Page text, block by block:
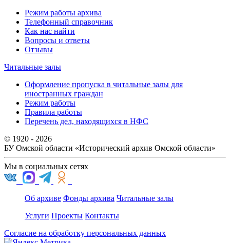
Режим работы архива
Телефонный справочник
Как нас найти
Вопросы и ответы
Отзывы
Читальные залы
Оформление пропуска в читальные залы для
иностранных граждан
Режим работы
Правила работы
Перечень дел, находящихся в НФС
© 1920 - 2026
БУ Омской области «Исторический архив Омской области»
Мы в социальных сетях
Об архиве Фонды архива Читальные залы
Услуги Проекты Контакты
Согласие на обработку персональных данных